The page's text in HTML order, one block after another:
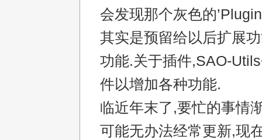
会发现那个灰色的
其实是预留给以后扩展
功能.关于插件,SAO-
件以增加各种功能.
临近年末了,要忙的事情
可能无办法经常更新,现